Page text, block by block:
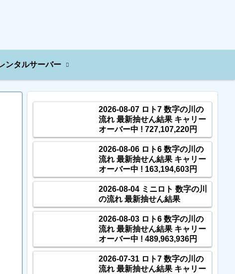
ンタルサーバー
2026-08-07 ロト7 数字の川の
流れ 最新抽せん結果 キャリー
オーバー中 ! 727,107,220円
2026-08-06 ロト6 数字の川の
流れ 最新抽せん結果 キャリー
オーバー中 ! 163,194,603円
2026-08-04 ミニロト 数字の川
の流れ 最新抽せん結果
2026-08-03 ロト6 数字の川の
流れ 最新抽せん結果 キャリー
オーバー中 ! 489,963,936円
2026-07-31 ロト7 数字の川の
流れ 最新抽せん結果 キャリー